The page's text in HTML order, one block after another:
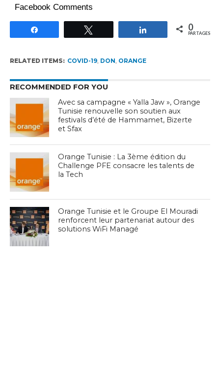
Facebook Comments
Partagez 0
PARTAGES
RELATED ITEMS: COVID-19, DON, ORANGE
RECOMMENDED FOR YOU
Avec sa campagne « Yalla Jaw », Orange
Tunisie renouvelle son soutien aux
festivals d’été de Hammamet, Bizerte
et Sfax
Orange Tunisie : La 3ème édition du
Challenge PFE consacre les talents de
la Tech
Orange Tunisie et le Groupe El Mouradi
renforcent leur partenariat autour des
solutions WiFi Managé